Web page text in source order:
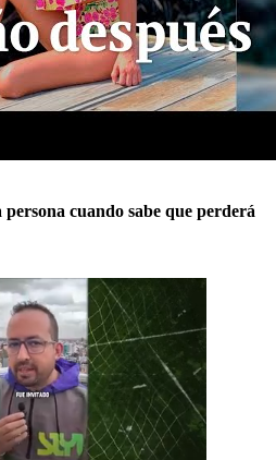
cuando sabe que perderá